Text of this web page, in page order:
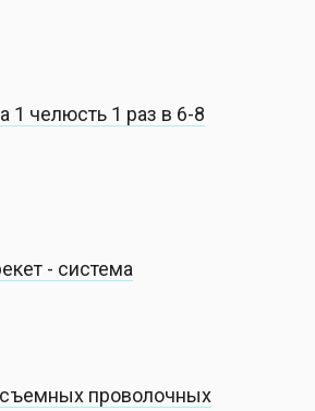
1 челюсть 1 раз в 6-8
- система
проволочных